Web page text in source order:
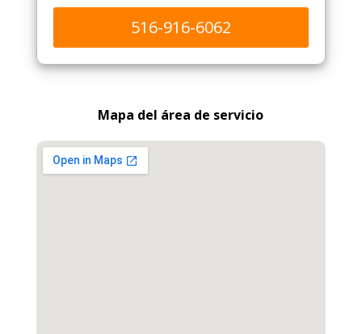
516-916-6062
Mapa del área de servicio